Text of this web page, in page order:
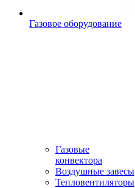
Газовое оборудование
Газовые
конвектора
Воздушные завесы
Тепловентиляторы